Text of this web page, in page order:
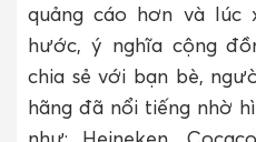
quảng cáo hơn và lúc
hước, ý nghĩa cộng
chia sẻ với bạn bè,
hãng đã nổi tiếng nhờ